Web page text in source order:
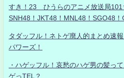
すき！23 ひうらのアニメ放送局
SNH48！JKT48！MNL48！SGO48
タダッフル！ネトゲ廃人的まとめ速
パワーズ！
・ハゲッフル！哀愁のハゲ男の髪っ
ゲっTEL？